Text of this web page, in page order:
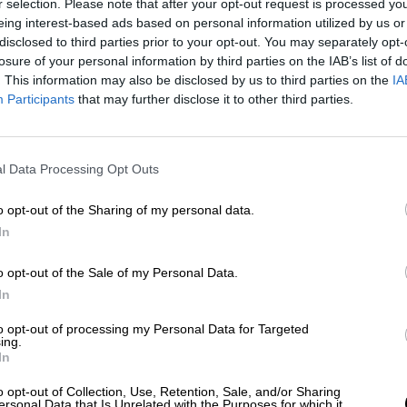
selection. Please note that after your opt-out request is processed
interest-based ads based on personal information utilized by us
to third parties prior to your opt-out. You may separately
of your personal information by third parties on the IAB’s list of
This information may also be disclosed by us to third parties on the
Participants that may further disclose it to other third parties.
Data Processing Opt Outs
opt-out of the Sharing of my personal data.
opt-out of the Sale of my Personal Data.
opt-out of processing my Personal Data for Targeted
opt-out of Collection, Use, Retention, Sale, and/or Sharing
Data that Is Unrelated with the Purposes for which it
tiene dos partidos distintos, y uno de
sentarnos pronto. Pero el otro está en una
parezca que hay acuerdo para sentarnos,
de las metas que tenemos trazadas"
convicción democrática"del Gobierno
por
el estado de alarma parecía que no
acuerdosy sentarnos en una mesa en el
establecen ya el uso obligatorio de